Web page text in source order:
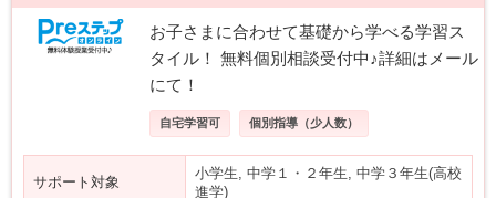
お子さまに合わせて基礎から学べる学習ス
タイル！ 無料個別相談受付中♪詳細はメール
にて！
自宅学習可 個別指導（少人数）
サポート対象
小学生, 中学１・２年生, 中学３年生(高校
進学)